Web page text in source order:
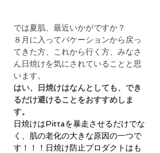
では夏肌、最近いかがですか？
８月に入ってバケーションから戻っ
てきた方、これから行く方、みなさ
ん日焼けを気にされていることと思
います。
はい、日焼けはなんとしても、でき
るだけ避けることをおすすめしま
す。
日焼けはPittaを暴走させるだけでな
く、肌の老化の大きな原因の一つで
す！！！日焼け防止プロダクトはも